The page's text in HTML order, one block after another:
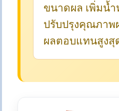
ขนาดผล เพิ่มน้
ปรับปรุงคุณภาพ
ผลตอบแทนสูงสุ